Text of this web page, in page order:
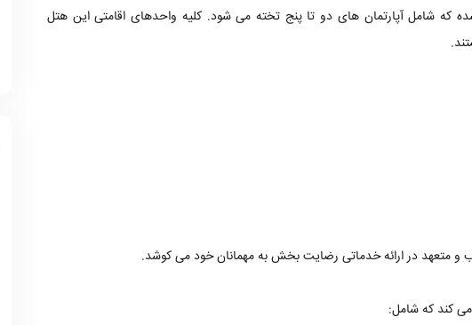
که شامل آپارتمان های دو تا پنج تخته می شود. کلیه واحدهای اقامتی این هتل
و متعهد در ارائه خدماتی رضایت بخش به مهمانان خود می کوشد.
می کند که شامل: